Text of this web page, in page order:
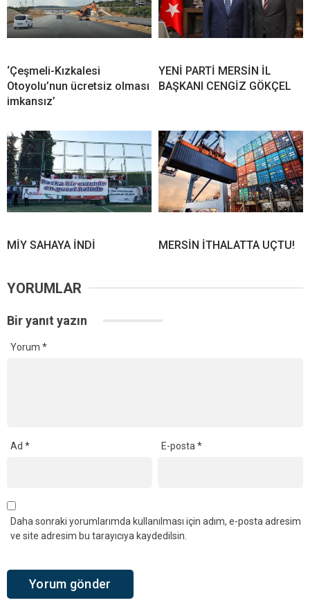
‘Çeşmeli-Kızkalesi
Otoyolu’nun ücretsiz olması
imkansız’
YENİ PARTİ MERSİN İL
BAŞKANI CENGİZ GÖKÇEL
MİY SAHAYA İNDİ MERSİN İTHALATTA UÇTU!
YORUMLAR
Bir yanıt yazın
Yorum *
Ad * E-posta*
Daha sonraki yorumlarımda kullanılması için adım, e-posta adresim
ve site adresim bu tarayıcıya kaydedilsin.